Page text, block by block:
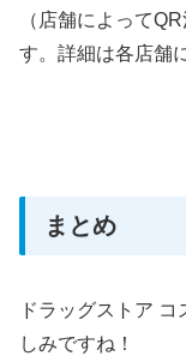
（店舗によって
す。詳細は各店舗
まとめ
ドラッグストア
しみですね！